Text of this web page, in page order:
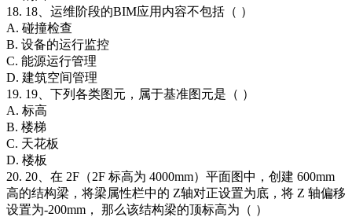
18. 18、运维阶段的BIM应用内容不包括（ ）
A. 碰撞检查
B. 设备的运行监控
C. 能源运行管理
D. 建筑空间管理
19. 19、下列各类图元，属于基准图元是（ ）
A. 标高
B. 楼梯
C. 天花板
D. 楼板
20. 20、在 2F（2F 标高为 4000mm）平面图中，创建 600mm
高的结构梁，将梁属性栏中的 Z轴对正设置为底，将 Z 轴偏移
设置为-200mm， 那么该结构梁的顶标高为（ ）